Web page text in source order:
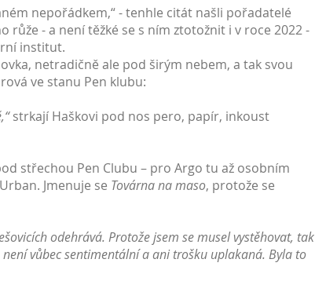
nepořádkem,“ - tenhle citát našli pořadatelé
růže - a není těžké se s ním ztotožnit i v roce 2022 -
institut.
netradičně ale pod širým nebem, a tak svou
ve stanu Pen klubu:
strkají Haškovi pod nos pero, papír, inkoust
střechou Pen Clubu – pro Argo tu až osobním
Jmenuje se Továrna na maso, protože se
odehrává. Protože jsem se musel vystěhovat, tak
vůbec sentimentální a ani trošku uplakaná. Byla to